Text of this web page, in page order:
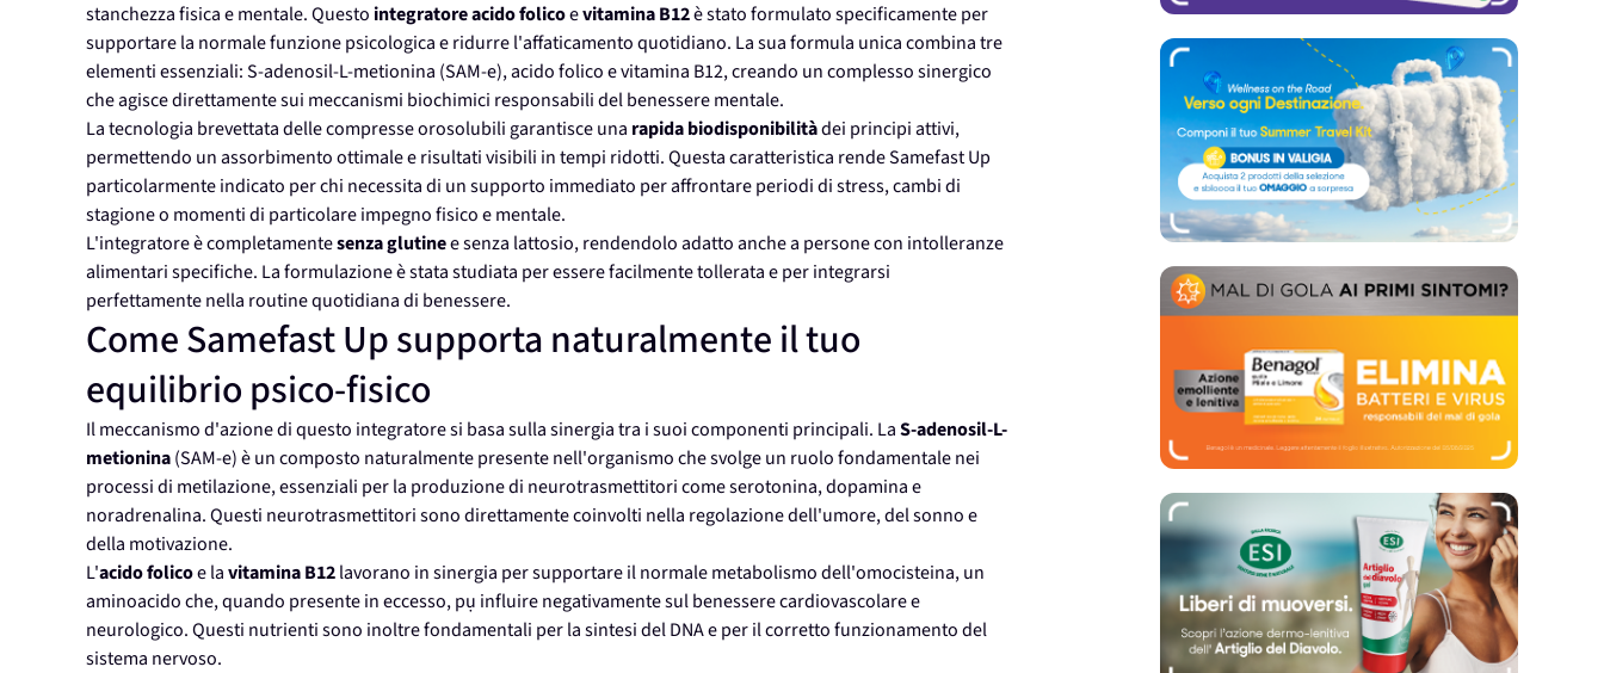
stanchezza fisica e mentale. Questo integratore acido folicoevitamina B12è stato formulato specificamente per
supportare la normale funzione psicologica e ridurre l'affaticamento quotidiano. La sua formula unica combina tre
elementi essenziali: S-adenosil-L-metionina (SAM-e), acido folico e vitamina B12, creando un complesso sinergico
che agisce direttamente sui meccanismi biochimici responsabili del benessere mentale.
La tecnologia brevettata delle compresse orosolubili garantisce una rapida biodisponibilitàdei principi attivi,
permettendo un assorbimento ottimale e risultati visibili in tempi ridotti. Questa caratteristica rende Samefast Up
particolarmente indicato per chi necessita di un supporto immediato per affrontare periodi di stress, cambi di
stagione o momenti di particolare impegno fisico e mentale.
L'integratore è completamentesenza glutinee senza lattosio, rendendolo adatto anche a persone con intolleranze
alimentari specifiche. La formulazione è stata studiata per essere facilmente tollerata e per integrarsi
perfettamente nella routine quotidiana di benessere.
Come Samefast Up supporta naturalmente il tuo
equilibrio psico-fisico
Il meccanismo d'azione di questo integratore si basa sulla sinergia tra i suoi componenti principali. LaS-adenosil-L-
metionina(SAM-e) è un composto naturalmente presente nell'organismo che svolge un ruolo fondamentale nei
processi di metilazione, essenziali per la produzione di neurotrasmettitori come serotonina, dopamina e
noradrenalina. Questi neurotrasmettitori sono direttamente coinvolti nella regolazione dell'umore, del sonno e
della motivazione.
L'acido folicoe lavitamina B12lavorano in sinergia per supportare il normale metabolismo dell'omocisteina, un
aminoacido che, quando presente in eccesso, pụ influire negativamente sul benessere cardiovascolare e
neurologico. Questi nutrienti sono inoltre fondamentali per la sintesi del DNA e per il corretto funzionamento del
sistema nervoso.